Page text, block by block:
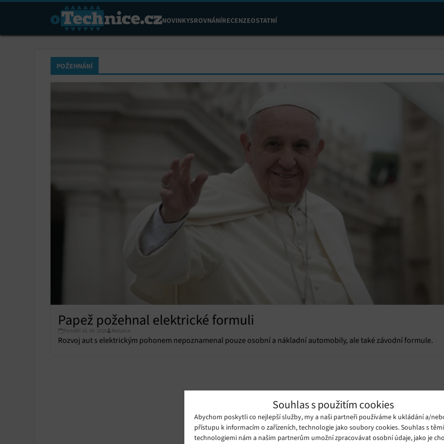
Souhlas s použitím cookies
Abychom poskytli co nejlepší služby, my a naši partneři používáme k ukládání a/
přístupu k informacím o zařízeních, technologie jako soubory cookies. Souhlas s
technologiemi nám a našim partnerům umožní zpracovávat osobní údaje, jako je
NOVINKYSROVNÁNÍRECENZEOSTATNÍ
POŽEHNÁNÍ
Papež požehnal elektrické formuli
Pondělí 16. 04. 2018 Redakce
Rozvoj aut s elektrickým pohonem nepoznamenal pouze osobní a nákladní automobily, ale také závodní formule.